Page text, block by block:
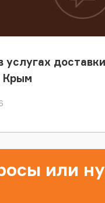
услугах
Крым
или